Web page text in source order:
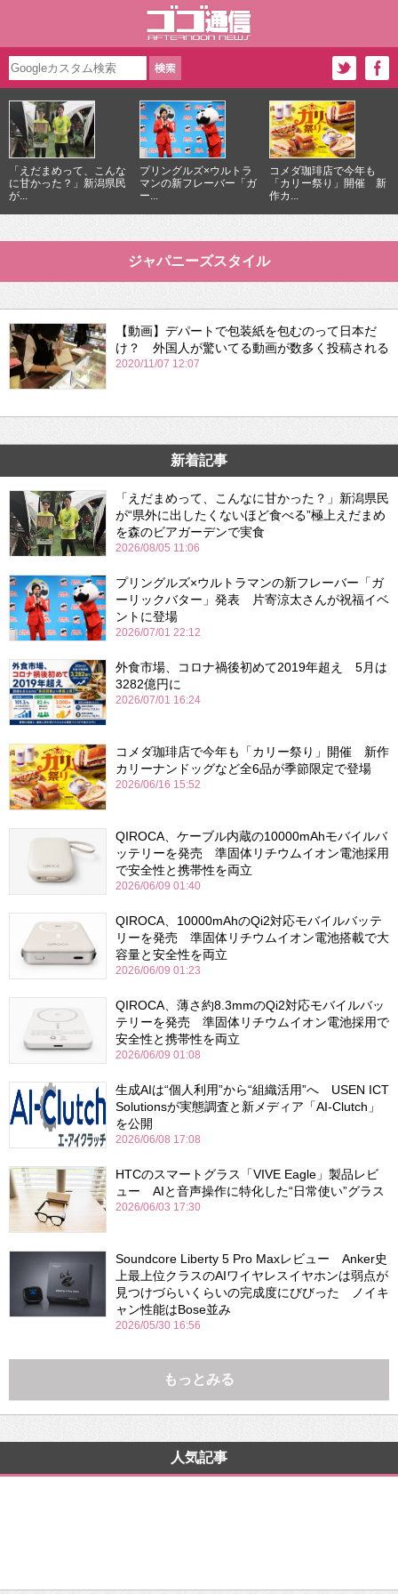
「えだまめって、こんな
に甘かった？」新潟県民
が...
プリングルズ×ウルトラ
マンの新フレーバー「ガ
ー...
コメダ珈琲店で今年も
「カリー祭り」開催 新
作カ...
ジャパニーズスタイル
【動画】デパートで包装紙を包むのって日本だ
け？ 外国人が驚いてる動画が数多く投稿される
2020/11/07 12:07
新着記事
「えだまめって、こんなに甘かった？」新潟県民
が“県外に出したくないほど食べる”極上えだまめ
を森のビアガーデンで実食
2026/08/05 11:06
プリングルズ×ウルトラマンの新フレーバー「ガ
ーリックバター」発表 片寄涼太さんが祝福イベ
ントに登場
2026/07/01 22:12
外食市場、コロナ禍後初めて2019年超え 5月は
3282億円に
2026/07/01 16:24
コメダ珈琲店で今年も「カリー祭り」開催 新作
カリーナンドッグなど全6品が季節限定で登場
2026/06/16 15:52
QIROCA、ケーブル内蔵の10000mAhモバイルバ
ッテリーを発売 準固体リチウムイオン電池採用
で安全性と携帯性を両立
2026/06/09 01:40
QIROCA、10000mAhのQi2対応モバイルバッテ
リーを発売 準固体リチウムイオン電池搭載で大
容量と安全性を両立
2026/06/09 01:23
QIROCA、薄さ約8.3mmのQi2対応モバイルバッ
テリーを発売 準固体リチウムイオン電池採用で
安全性と携帯性を両立
2026/06/09 01:08
生成AIは“個人利用”から“組織活用”へ USEN ICT
Solutionsが実態調査と新メディア「AI-Clutch」
を公開
2026/06/08 17:08
HTCのスマートグラス「VIVE Eagle」製品レビ
ュー AIと音声操作に特化した“日常使い”グラス
2026/06/03 17:30
Soundcore Liberty 5 Pro Maxレビュー Anker史
上最上位クラスのAIワイヤレスイヤホンは弱点が
見つけづらいくらいの完成度にびびった ノイキ
ャン性能はBose並み
2026/05/30 16:56
もっとみる
人気記事